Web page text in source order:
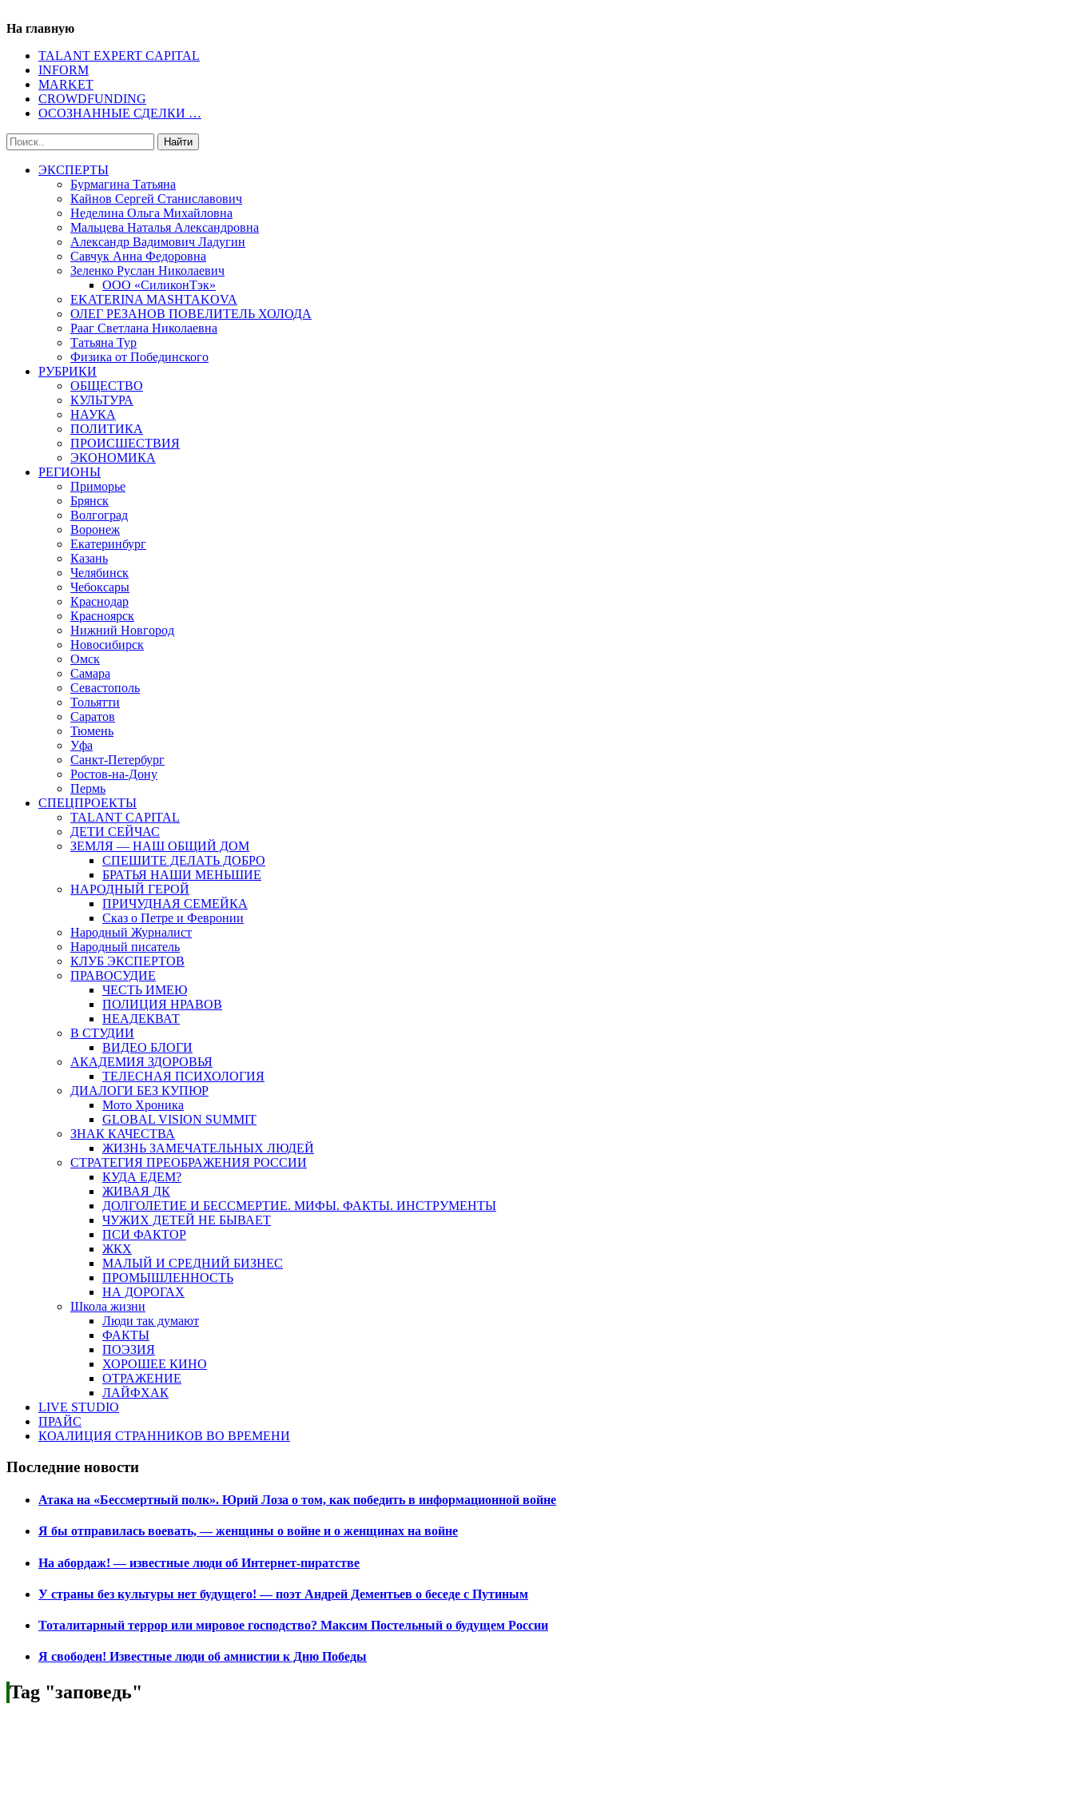
На главную
TALANT EXPERT CAPITAL
INFORM
MARKET
CROWDFUNDING
ОСОЗНАННЫЕ СДЕЛКИ …
ЭКСПЕРТЫ
Бурмагина Татьяна
Кайнов Сергей Станиславович
Неделина Ольга Михайловна
Мальцева Наталья Александровна
Александр Вадимович Ладугин
Савчук Анна Федоровна
Зеленко Руслан Николаевич
ООО «СиликонТэк»
EKATERINA MASHTAKOVA
ОЛЕГ РЕЗАНОВ ПОВЕЛИТЕЛЬ ХОЛОДА
Рааг Светлана Николаевна
Татьяна Тур
Физика от Побединского
РУБРИКИ
ОБЩЕСТВО
КУЛЬТУРА
НАУКА
ПОЛИТИКА
ПРОИСШЕСТВИЯ
ЭКОНОМИКА
РЕГИОНЫ
Приморье
Брянск
Волгоград
Воронеж
Екатеринбург
Казань
Челябинск
Чебоксары
Краснодар
Красноярск
Нижний Новгород
Новосибирск
Омск
Самара
Севастополь
Тольятти
Саратов
Тюмень
Уфа
Санкт-Петербург
Ростов-на-Дону
Пермь
СПЕЦПРОЕКТЫ
TALANT CAPITAL
ДЕТИ СЕЙЧАС
ЗЕМЛЯ — НАШ ОБЩИЙ ДОМ
СПЕШИТЕ ДЕЛАТЬ ДОБРО
БРАТЬЯ НАШИ МЕНЬШИЕ
НАРОДНЫЙ ГЕРОЙ
ПРИЧУДНАЯ СЕМЕЙКА
Сказ о Петре и Февронии
Народный Журналист
Народный писатель
КЛУБ ЭКСПЕРТОВ
ПРАВОСУДИЕ
ЧЕСТЬ ИМЕЮ
ПОЛИЦИЯ НРАВОВ
НЕАДЕКВАТ
В СТУДИИ
ВИДЕО БЛОГИ
АКАДЕМИЯ ЗДОРОВЬЯ
ТЕЛЕСНАЯ ПСИХОЛОГИЯ
ДИАЛОГИ БЕЗ КУПЮР
Мото Хроника
GLOBAL VISION SUMMIT
ЗНАК КАЧЕСТВА
ЖИЗНЬ ЗАМЕЧАТЕЛЬНЫХ ЛЮДЕЙ
СТРАТЕГИЯ ПРЕОБРАЖЕНИЯ РОССИИ
КУДА ЕДЕМ?
ЖИВАЯ ДК
ДОЛГОЛЕТИЕ И БЕССМЕРТИЕ. МИФЫ. ФАКТЫ. ИНСТРУМЕНТЫ
ЧУЖИХ ДЕТЕЙ НЕ БЫВАЕТ
ПСИ ФАКТОР
ЖКХ
МАЛЫЙ И СРЕДНИЙ БИЗНЕС
ПРОМЫШЛЕННОСТЬ
НА ДОРОГАХ
Школа жизни
Люди так думают
ФАКТЫ
ПОЭЗИЯ
ХОРОШЕЕ КИНО
ОТРАЖЕНИЕ
ЛАЙФХАК
LIVE STUDIO
ПРАЙС
КОАЛИЦИЯ СТРАННИКОВ ВО ВРЕМЕНИ
Последние новости
Атака на «Бессмертный полк». Юрий Лоза о том, как победить в информационной войне
Я бы отправилась воевать, — женщины о войне и о женщинах на войне
На абордаж! — известные люди об Интернет-пиратстве
У страны без культуры нет будущего! — поэт Андрей Дементьев о беседе с Путиным
Тоталитарный террор или мировое господство? Максим Постельный о будущем России
Я свободен! Известные люди об амнистии к Дню Победы
Tag "заповедь"